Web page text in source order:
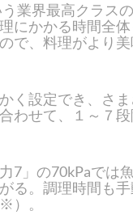
業界最高クラス
にかかる時間全
で、料理がより
く設定でき、さ
わせて、１～７
7」の70kPaでは
る。調理時間も
）。